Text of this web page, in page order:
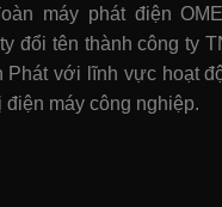
máy phát điện
đổi tên thành công ty
với lĩnh vực hoạt
điện máy công nghiệp.